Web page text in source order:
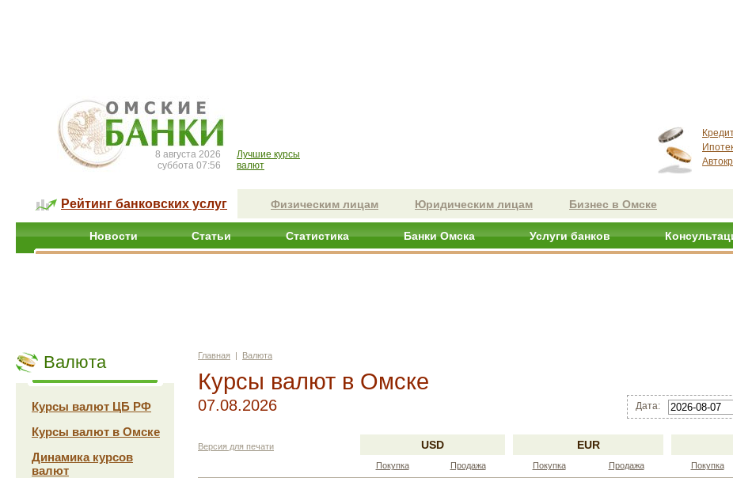
8 августа 2026
суббота 07:56
Лучшие курсы
валют
Рейтинг банковских услуг Физическим лицам Юридическим лицам Бизнес в Омске
Новости Статьи Статистика Банки Омска Услуги банков
Валюта
Курсы валют ЦБ РФ
Курсы валют в Омске
Динамика курсов
валют
Главная | Валюта
Курсы валют в Омске
07.08.2026 Дата:
Версия для печати USD EUR
Покупка Продажа Покупка Продажа Покупка